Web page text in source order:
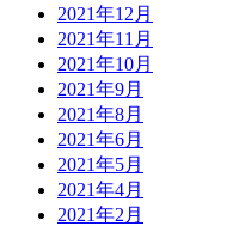
2021年12月
2021年11月
2021年10月
2021年9月
2021年8月
2021年6月
2021年5月
2021年4月
2021年2月